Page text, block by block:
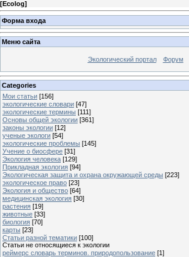
[Ecolog]
Форма входа
Меню сайта
Экологический портал Форум
Categories
Мои статьи [156]
экологические словари [47]
экологические термины [111]
Основы общей экологии [361]
законы экологии [12]
ученые экологи [54]
экологические проблемы [145]
Учение о биосфере [31]
Экология человека [129]
Прикладная экология [94]
Экологическая защита и охрана окружающей среды [223]
экологическое право [23]
Экология и общество [64]
медицинская экология [30]
растения [19]
животные [33]
биология [70]
карты [23]
Статьи разной тематики [100]
Статьи не относящиеся к экологии
реймерс словарь терминов. природопользование [1]